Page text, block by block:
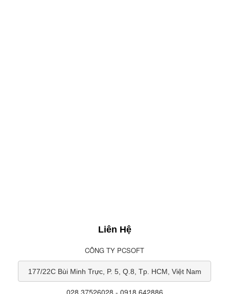
Liên Hệ
CÔNG TY PCSOFT
177/22C Bùi Minh Trực, P. 5, Q.8, Tp. HCM, Việt Nam
028 37526028 - 0918 642886